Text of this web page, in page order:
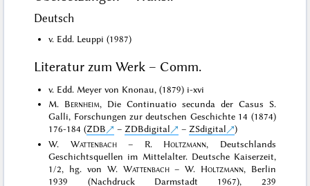
Deutsch
v. Edd. Leuppi (1987)
Literatur zum Werk – Comm.
v. Edd. Meyer von Knonau, (1879) i-xvi
M. Bernheim, Die Continuatio secunda der Casus S.
Galli, Forschungen zur deutschen Geschichte 14 (1874)
176-184 (ZDB –ZDBdigital –ZSdigital
)
W. Wattenbach– R. Holtzmann, Deutschlands
Geschichtsquellen im Mittelalter. Deutsche Kaiserzeit,
1/2, hg. von W. Wattenbach– W. Holtzmann, Berlin
1939 (Nachdruck Darmstadt 1967), 239